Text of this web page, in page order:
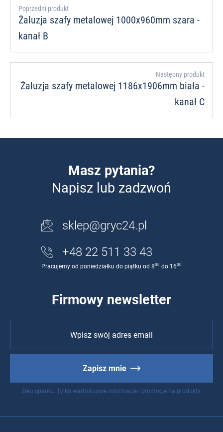
Poprzedni produkt
Żaluzja szafy metalowej 1000x960mm szara -
kanał B
Następny produkt
Żaluzja szafy metalowej 1186x1906mm biała -
kanał C
Masz pytania?
Napisz lub zadzwoń
sklep@gryc24.pl
+48 22 511 33 43
Pracujemy od poniedziałku do piątku od 800 do 1600
Firmowy newsletter
Zapisz mnie
Zero spamu. Tylko wartościowe informacje i promocje na produkty.